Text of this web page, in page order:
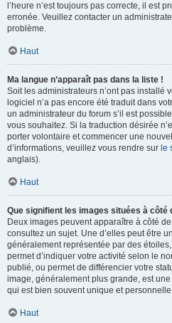
l’heure n’est toujours pas correcte, il est
erronée. Veuillez contacter un
problème.
Haut
Ma langue n’apparaît pas dans la liste !
Soit les administrateurs n’ont pas installé
logiciel n’a pas encore été traduit dans
un administrateur du forum s’il est
vous souhaitez. Si la traduction désirée
porter volontaire et commencer une
d’informations, veuillez vous rendre sur le
anglais).
Haut
Que signifient les images situées à côté
Deux images peuvent apparaître à côté
consultez un sujet. Une d’elles peut être
généralement représentée par des
permet d’indiquer votre activité selon le
publié, ou permet de différencier votre
image, généralement plus grande, est
qui est bien souvent unique et
Haut